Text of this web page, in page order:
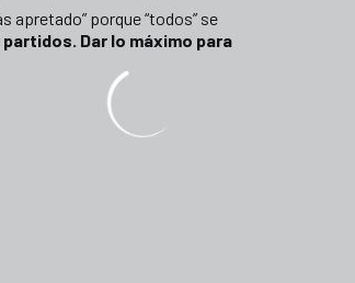
apretado” porque “todos” se
Dar lo máximo para